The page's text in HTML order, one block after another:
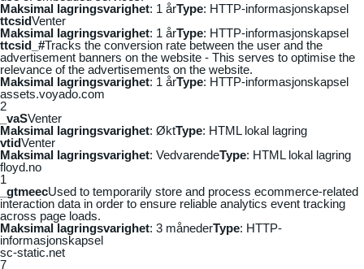
Maksimal lagringsvarighet: 1 årType: HTTP-informasjonskapsel
ttcsidVenter
Maksimal lagringsvarighet: 1 årType: HTTP-informasjonskapsel
ttcsid_#Tracks the conversion rate between the user and the
advertisement banners on the website - This serves to optimise the
relevance of the advertisements on the website.
Maksimal lagringsvarighet: 1 årType: HTTP-informasjonskapsel
assets.voyado.com
2
_vaSVenter
Maksimal lagringsvarighet: ØktType: HTML lokal lagring
vtidVenter
Maksimal lagringsvarighet: VedvarendeType: HTML lokal lagring
floyd.no
1
_gtmeecUsed to temporarily store and process ecommerce-related
interaction data in order to ensure reliable analytics event tracking
across page loads.
Maksimal lagringsvarighet: 3 månederType: HTTP-
informasjonskapsel
sc-static.net
7